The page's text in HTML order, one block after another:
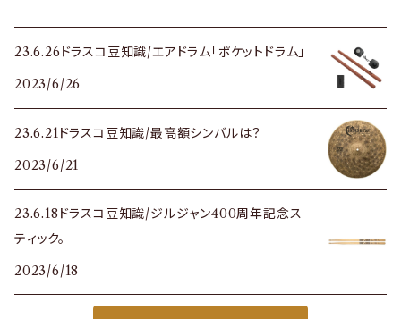
23.6.26ドラスコ豆知識/エアドラム「ポケットドラム」
2023/6/26
23.6.21ドラスコ豆知識/最高額シンバルは？
2023/6/21
23.6.18ドラスコ豆知識/ジルジャン400周年記念ス
ティック。
2023/6/18